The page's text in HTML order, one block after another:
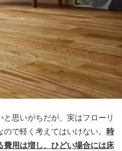
思いがちだが、実はフローリ
で軽く考えてはいけない。 時
費用は増し、ひどい場合には床